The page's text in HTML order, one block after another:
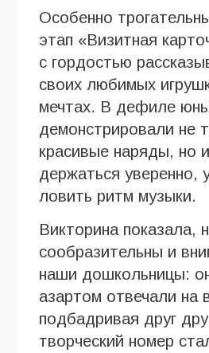
Особенно
этап «Визитная
с гордостью
своих любимых
мечтах. В дефиле
демонстрировали не
красивые наряды, но
держаться уверенно,
ловить ритм музыки.
Викторина показала,
сообразительны и
наши дошкольницы:
азартом отвечали на
подбадривая друг
творческий номер